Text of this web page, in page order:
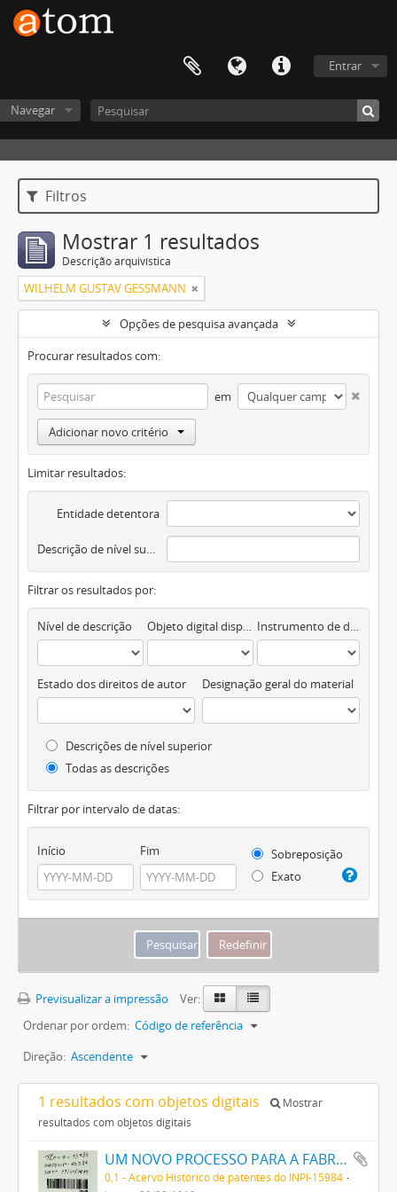
Entrar
Navegar
Filtros
Mostrar 1 resultados
Descrição arquivística
WILHELM GUSTAV GESSMANN
Opções de pesquisa avançada
Procurar resultados com:
em
Adicionar novo critério
Limitar resultados:
Entidade detentora
Descrição de nível superior
Filtrar os resultados por:
Nível de descrição Objeto digital disponível Instrumento de descrição documental
Estado dos direitos de autor Designação geral do material
Descrições de nível superior
Todas as descrições
Filtrar por intervalo de datas:
Início Fim
Sobreposição
Exato
Previsualizar a impressão
Ver:
Ordenar por ordem: Código de referência
Direção: Ascendente
1 resultados com objetos digitais
Mostrar
resultados com objetos digitais
UM NOVO PROCESSO PARA A FABRICAÇÃO DE TINTAS EM PÓ POR MEIO DA PRECIPITAÇÃO E FIXAÇÃO DE TINTAS ANILINAS SOBRE CORPOS MINERAES
0.1 - Acervo Histórico de patentes do INPI-15984